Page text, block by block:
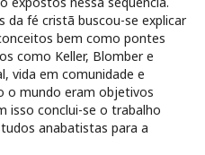
da fé cristã buscou-se explicar
bem como pontes
como Keller, Blomber e
vida em comunidade e
o mundo eram objetivos
isso conclui-se o trabalho
anabatistas para a